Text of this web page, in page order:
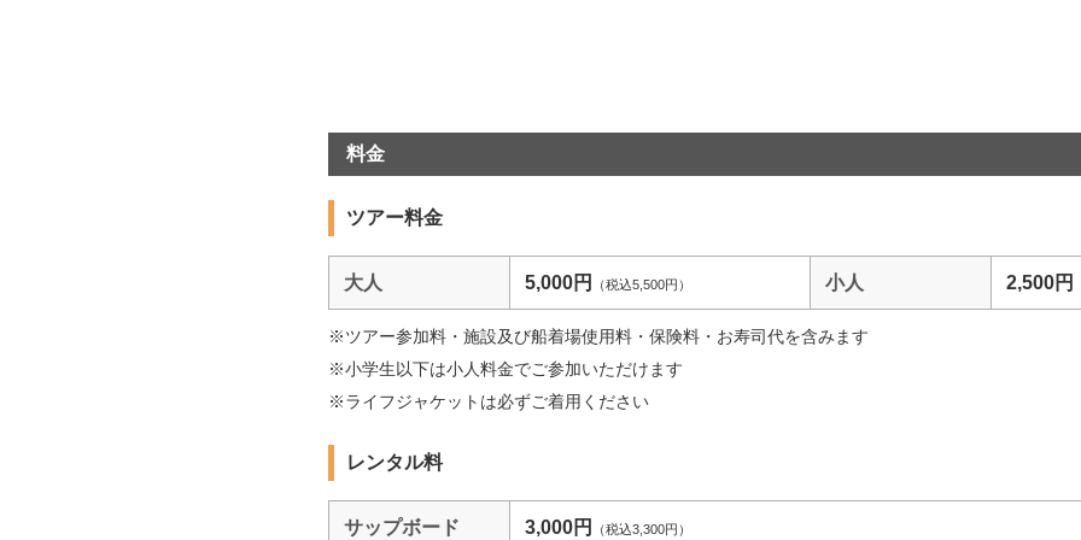
料金
ツアー料金
大人 5,000円 （税込5,500円） 小人 2,500円
※ツアー参加料・施設及び船着場使用料・保険料・お寿司代を含みます
※小学生以下は小人料金でご参加いただけます
※ライフジャケットは必ずご着用ください
レンタル料
サップボード 3,000円 （税込3,300円）